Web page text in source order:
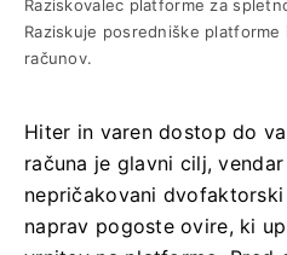
Raziskovalec platforme za
Raziskuje posredniške
računov.
Hiter in varen dostop do
računa je glavni cilj,
nepričakovani
naprav pogoste ovire, ki